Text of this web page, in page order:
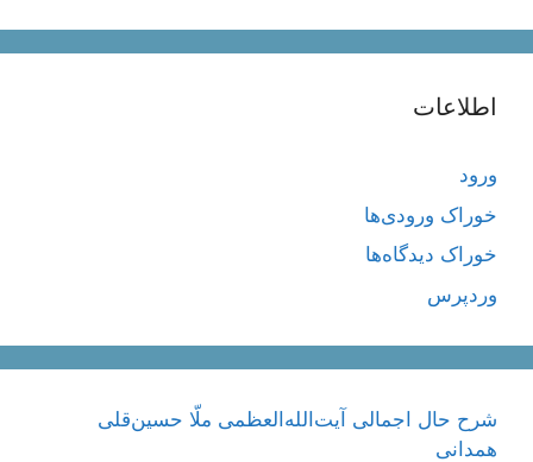
اطلاعات
ورود
خوراک ورودی‌ها
خوراک دیدگاه‌ها
وردپرس
شرح حال اجمالی آیت‌الله‌العظمی ملّا حسین‌قلی
همدانی